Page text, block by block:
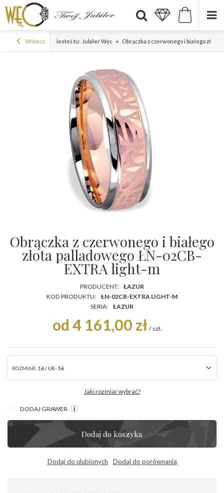
Wstecz Jesteś tu: Jubiler Węc Obrączka z czerwonego i białego złota
Obrączka z czerwonego i białego
złota palladowego ŁN-02CB-
EXTRA light-m
PRODUCENT:
ŁAZUR
KOD PRODUKTU:
ŁN-02CB-EXTRA LIGHT-M
SERIA:
ŁAZUR
od 4 161,00 zł / szt.
ROZMIAR: 16 / UE- 56
Jaki rozmiar wybrać?
DODAJ GRAWER
Dodaj do koszyka
Dodaj do ulubionych Dodaj do porównania